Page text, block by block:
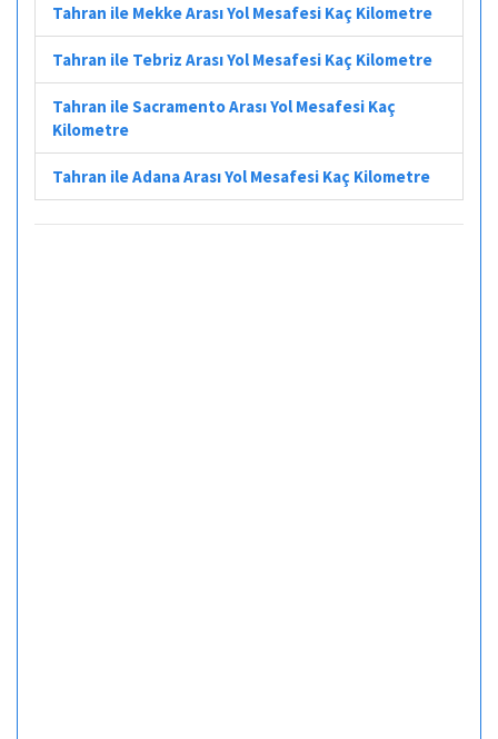
Tahran ile Mekke Arası Yol Mesafesi Kaç Kilometre
Tahran ile Tebriz Arası Yol Mesafesi Kaç Kilometre
Tahran ile Sacramento Arası Yol Mesafesi Kaç
Kilometre
Tahran ile Adana Arası Yol Mesafesi Kaç Kilometre